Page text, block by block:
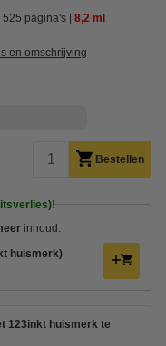
525 pagina's 8,2 ml
en omschrijving
Bestellen
inhoud.
huismerk)
123inkt huismerk te